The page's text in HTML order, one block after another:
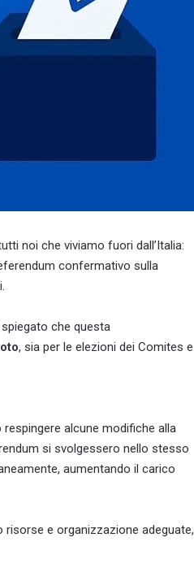
noi che viviamo fuori dall’Italia:
confermativo sulla
spiegato che questa
, sia per le elezioni dei Comites e
alcune modifiche alla
si svolgessero nello stesso
aumentando il carico
risorse e organizzazione adeguate,